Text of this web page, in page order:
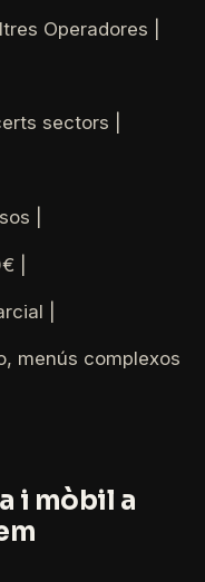
Operadores |
sectors |
|
|
|
menús complexos
i mòbil a